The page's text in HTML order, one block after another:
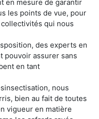
en mesure de garantir
les points de vue, pour
qui nous
des experts en
pouvoir assurer sans
en tant
nous
bien au fait de toutes
vigueur en matière